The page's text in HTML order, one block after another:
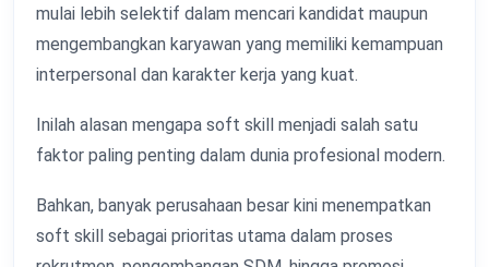
mulai lebih selektif dalam mencari kandidat maupun
mengembangkan karyawan yang memiliki kemampuan
interpersonal dan karakter kerja yang kuat.
Inilah alasan mengapa soft skill menjadi salah satu
faktor paling penting dalam dunia profesional modern.
Bahkan, banyak perusahaan besar kini menempatkan
soft skill sebagai prioritas utama dalam proses